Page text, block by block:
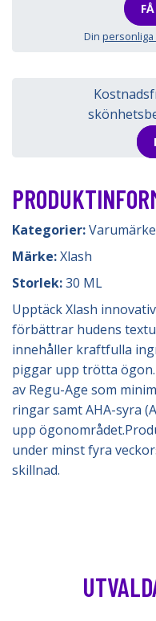
Din
Kategorier:
Märke:Xlash
Storlek:30 ML
Upptäck Xlash
förbättrar hudens
innehåller kraftfulla
piggar upp trötta
av Regu-Age som
ringar samt AHA-syra
upp
under minst fyra
skillnad.